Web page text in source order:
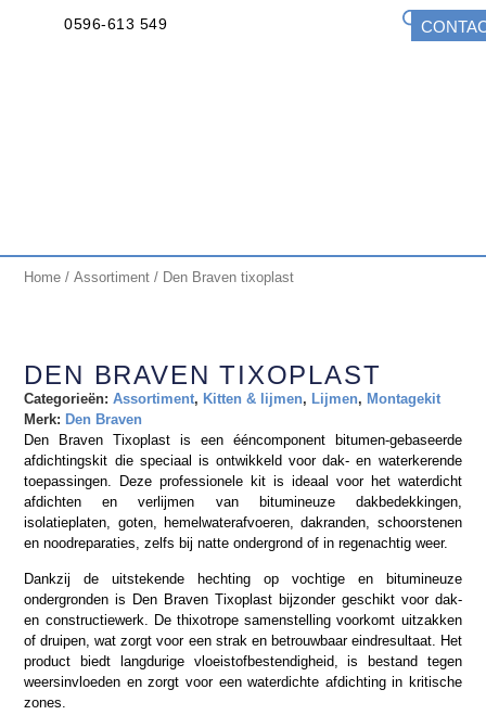
0596-613 549
Home /Assortiment / Den Braven tixoplast
DEN BRAVEN TIXOPLAST
Categorieën: Assortiment, Kitten & lijmen, Lijmen, Montagekit
Merk: Den Braven
Den Braven Tixoplast is een ééncomponent bitumen-gebaseerde
afdichtingskit die speciaal is ontwikkeld voor dak- en waterkerende
toepassingen. Deze professionele kit is ideaal voor het waterdicht
afdichten en verlijmen van bitumineuze dakbedekkingen,
isolatieplaten, goten, hemelwaterafvoeren, dakranden, schoorstenen
en noodreparaties, zelfs bij natte ondergrond of in regenachtig weer.
Dankzij de uitstekende hechting op vochtige en bitumineuze
ondergronden is Den Braven Tixoplast bijzonder geschikt voor dak-
en constructiewerk. De thixotrope samenstelling voorkomt uitzakken
of druipen, wat zorgt voor een strak en betrouwbaar eindresultaat. Het
product biedt langdurige vloeistofbestendigheid, is bestand tegen
weersinvloeden en zorgt voor een waterdichte afdichting in kritische
zones.